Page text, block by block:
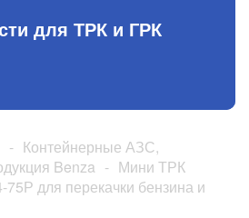
для ТРК и ГРК
- Контейнерные АЗС,
Benza - Мини ТРК
75Р для перекачки бензина и